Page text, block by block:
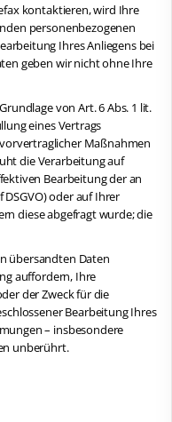
kontaktieren, wird Ihre
personenbezogenen
Ihres Anliegens bei
geben wir nicht ohne Ihre
von Art. 6 Abs. 1 lit.
eines Vertrags
Maßnahmen
die Verarbeitung auf
Bearbeitung der an
DSGVO) oder auf Ihrer
diese abgefragt wurde; die
übersandten Daten
auffordern, Ihre
der Zweck für die
Bearbeitung Ihres
– insbesondere
unberührt.